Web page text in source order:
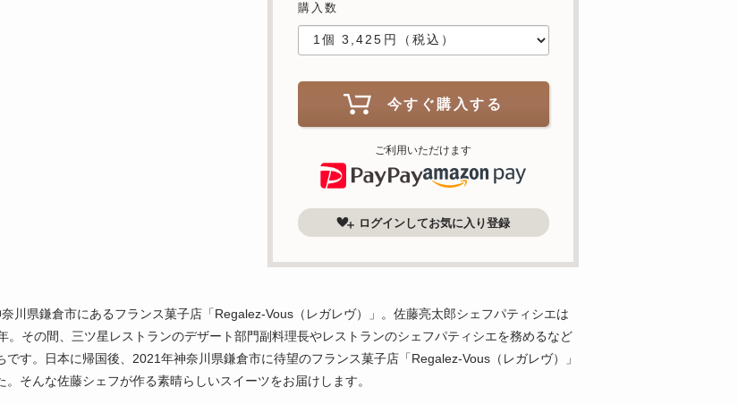
購入数
今すぐ購入する
ご利用いただけます
ログインしてお気に入り登録
奈川県鎌倉市にあるフランス菓子店「Regalez-Vous（レガレヴ）」。佐藤亮太郎シェフパティシエは
。その間、三ツ星レストランのデザート部門副料理長やレストランのシェフパティシエを務めるなど
です。日本に帰国後、2021年神奈川県鎌倉市に待望のフランス菓子店「Regalez-Vous（レガレヴ）」
。そんな佐藤シェフが作る素晴らしいスイーツをお届けします。